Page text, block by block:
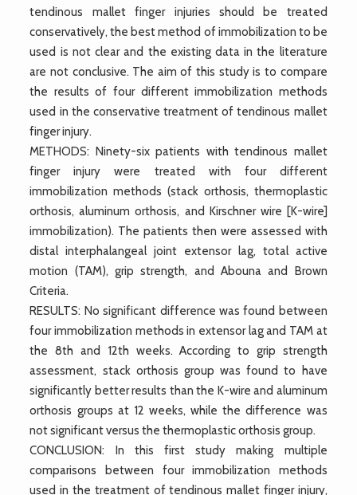
tendinous mallet finger injuries should be treated
conservatively, the best method of immobilization to be
used is not clear and the existing data in the literature
are not conclusive. The aim of this study is to compare
the results of four different immobilization methods
used in the conservative treatment of tendinous mallet
finger injury.
METHODS: Ninety-six patients with tendinous mallet
finger injury were treated with four different
immobilization methods (stack orthosis, thermoplastic
orthosis, aluminum orthosis, and Kirschner wire [K-wire]
immobilization). The patients then were assessed with
distal interphalangeal joint extensor lag, total active
motion (TAM), grip strength, and Abouna and Brown
Criteria.
RESULTS: No significant difference was found between
four immobilization methods in extensor lag and TAM at
the 8th and 12th weeks. According to grip strength
assessment, stack orthosis group was found to have
significantly better results than the K-wire and aluminum
orthosis groups at 12 weeks, while the difference was
not significant versus the thermoplastic orthosis group.
CONCLUSION: In this first study making multiple
comparisons between four immobilization methods
used in the treatment of tendinous mallet finger injury,